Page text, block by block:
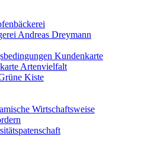
Andreas Dreymann
Kundenkarte
Artenvielfalt
Kiste
Wirtschaftsweise